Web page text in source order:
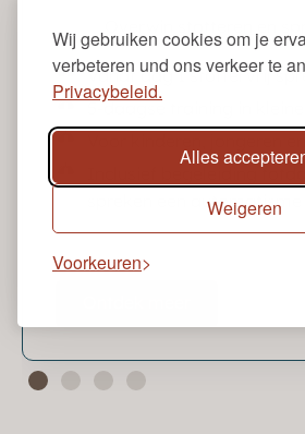
Wij gebruiken cookies om je
verbeteren und ons verkeer te
Privacybeleid.
Alles
Weigeren
Voorkeuren
Vanaf dag 1 stottervrij
5-daagse training in kleine
Inclusief begeleiding
spreken een automatisme